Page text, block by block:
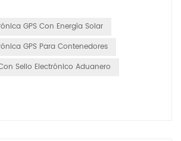
tiempo real, alertas de manipulación y
autónomo para proteger contenedores,
GPS Con Energía Solar
GPS Para Contenedores
Sello Electrónico Aduanero